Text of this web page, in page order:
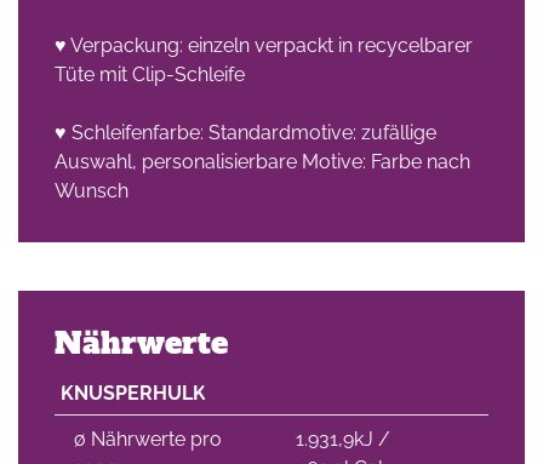
♥ Verpackung: einzeln verpackt in recycelbarer
Tüte mit Clip-Schleife
♥ Schleifenfarbe: Standardmotive: zufällige
Auswahl, personalisierbare Motive: Farbe nach
Wunsch
Nährwerte
KNUSPERHULK
∅ Nährwerte pro
1.931,9kJ /